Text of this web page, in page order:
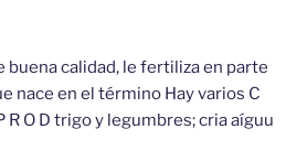
buena calidad, le fertiliza en parte
nace en el término Hay varios C
R O D trigo y legumbres; cria aíguu